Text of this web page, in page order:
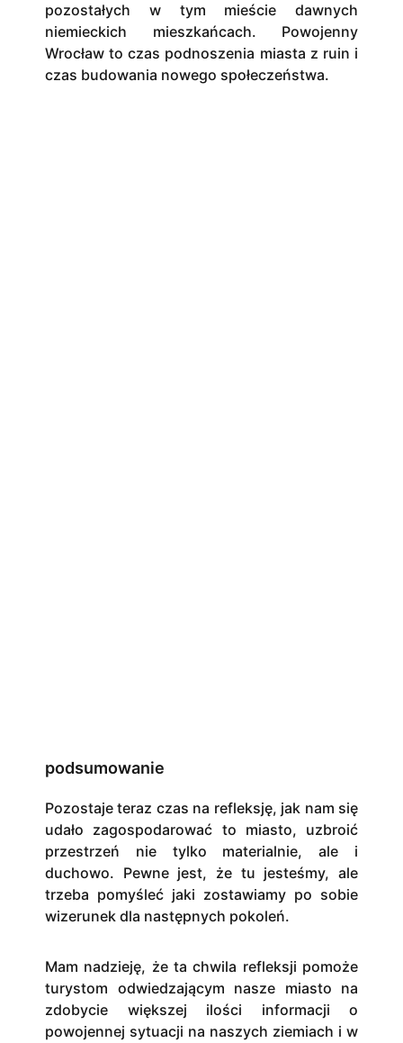
pozostałych w tym mieście dawnych
niemieckich mieszkańcach. Powojenny
Wrocław to czas podnoszenia miasta z ruin i
czas budowania nowego społeczeństwa.
podsumowanie
Pozostaje teraz czas na refleksję, jak nam się
udało zagospodarować to miasto, uzbroić
przestrzeń nie tylko materialnie, ale i
duchowo. Pewne jest, że tu jesteśmy, ale
trzeba pomyśleć jaki zostawiamy po sobie
wizerunek dla następnych pokoleń.
Mam nadzieję, że ta chwila refleksji pomoże
turystom odwiedzającym nasze miasto na
zdobycie większej ilości informacji o
powojennej sytuacji na naszych ziemiach i w